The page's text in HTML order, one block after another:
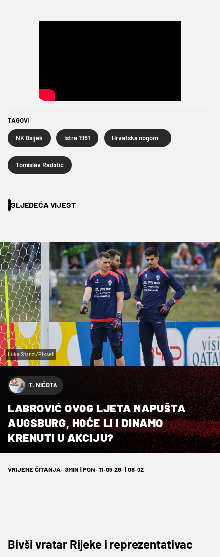
TAGOVI
NK Osijek Istra 1961
Tomislav Radotić
SLJEDEĆA VIJEST
Luka Stanzl/Pixsell
T. NIČOTA
LABROVIĆ OVOG LJETA NAPUŠTA
AUGSBURG, HOĆE LI I DINAMO
KRENUTI U AKCIJU?
VRIJEME ČITANJA: 3MIN | PON. 11.05.26. | 08:02
Bivši vratar Rijeke i reprezentativac